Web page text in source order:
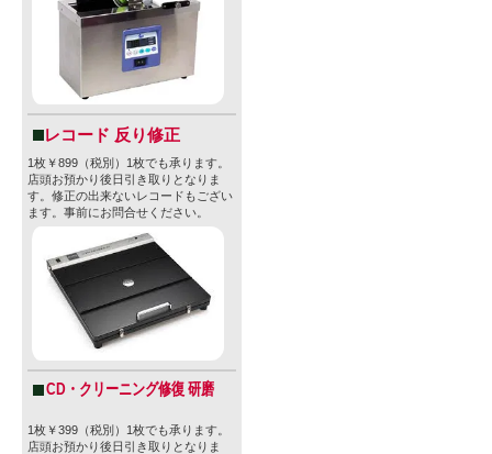
レコード 反り修正
1枚￥899（税別）1枚でも承ります。
店頭お預かり後日引き取りとなりま
す。修正の出来ないレコードもござい
ます。事前にお問合せください。
CD・クリーニング修復 研磨
1枚￥399（税別）1枚でも承ります。
店頭お預かり後日引き取りとなりま